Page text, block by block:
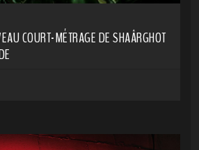
COURT-MÉTRAGE DE SHAÂRGHOT